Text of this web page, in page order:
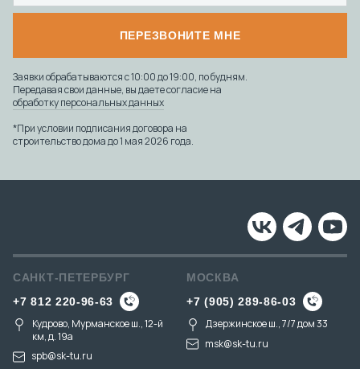
ПЕРЕЗВОНИТЕ МНЕ
Заявки обрабатываются с 10:00 до 19:00, по будням.
Передавая свои данные, вы даете согласие на
обработку персональных данных
*При условии подписания договора на
строительство дома до 1 мая 2026 года.
САНКТ-ПЕТЕРБУРГ
+7 812 220-96-63
Кудрово, Мурманское ш., 12-й
км, д. 19a
spb@sk-tu.ru
МОСКВА
+7 (905) 289-86-03
Дзержинское ш., 7/7 дом 33
msk@sk-tu.ru